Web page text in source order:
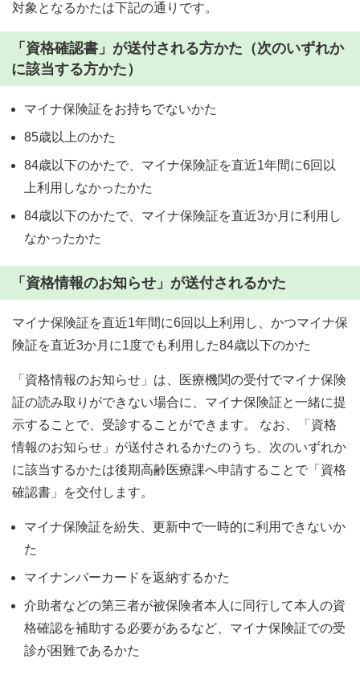
対象となるかたは下記の通りです。
「資格確認書」が送付される方かた（次のいずれか
に該当する方かた）
マイナ保険証をお持ちでないかた
85歳以上のかた
84歳以下のかたで、マイナ保険証を直近1年間に6回以
上利用しなかったかた
84歳以下のかたで、マイナ保険証を直近3か月に利用し
なかったかた
「資格情報のお知らせ」が送付されるかた
マイナ保険証を直近1年間に6回以上利用し、かつマイナ保
険証を直近3か月に1度でも利用した84歳以下のかた
「資格情報のお知らせ」は、医療機関の受付でマイナ保険
証の読み取りができない場合に、マイナ保険証と一緒に提
示することで、受診することができます。 なお、「資格
情報のお知らせ」が送付されるかたのうち、次のいずれか
に該当するかたは後期高齢医療課へ申請することで「資格
確認書」を交付します。
マイナ保険証を紛失、更新中で一時的に利用できないか
た
マイナンバーカードを返納するかた
介助者などの第三者が被保険者本人に同行して本人の資
格確認を補助する必要があるなど、マイナ保険証での受
診が困難であるかた